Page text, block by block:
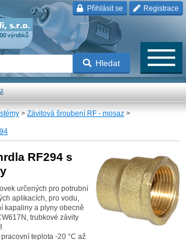
Přihlásit se Registrace
Hledat
> Závitová šroubení RF - mosaz >
RF294 s
určených pro potrubní
aplikacích, pro vodu,
kapaliny a plyny obecně
trubkové závity
teplota -20 °C až